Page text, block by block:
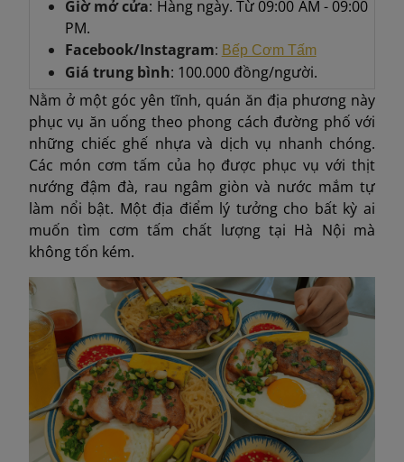
Giờ mở cửa: Hàng ngày. Từ 09:00 AM - 09:00
PM.
Facebook/Instagram: Bếp Cơm Tấm
Giá trung bình: 100.000 đồng/người.
Nằm ở một góc yên tĩnh, quán ăn địa phương này
phục vụ ăn uống theo phong cách đường phố với
những chiếc ghế nhựa và dịch vụ nhanh chóng.
Các món cơm tấm của họ được phục vụ với thịt
nướng đậm đà, rau ngâm giòn và nước mắm tự
làm nổi bật. Một địa điểm lý tưởng cho bất kỳ ai
muốn tìm cơm tấm chất lượng tại Hà Nội mà
không tốn kém.